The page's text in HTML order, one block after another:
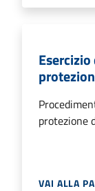
protezione
VAI ALLA